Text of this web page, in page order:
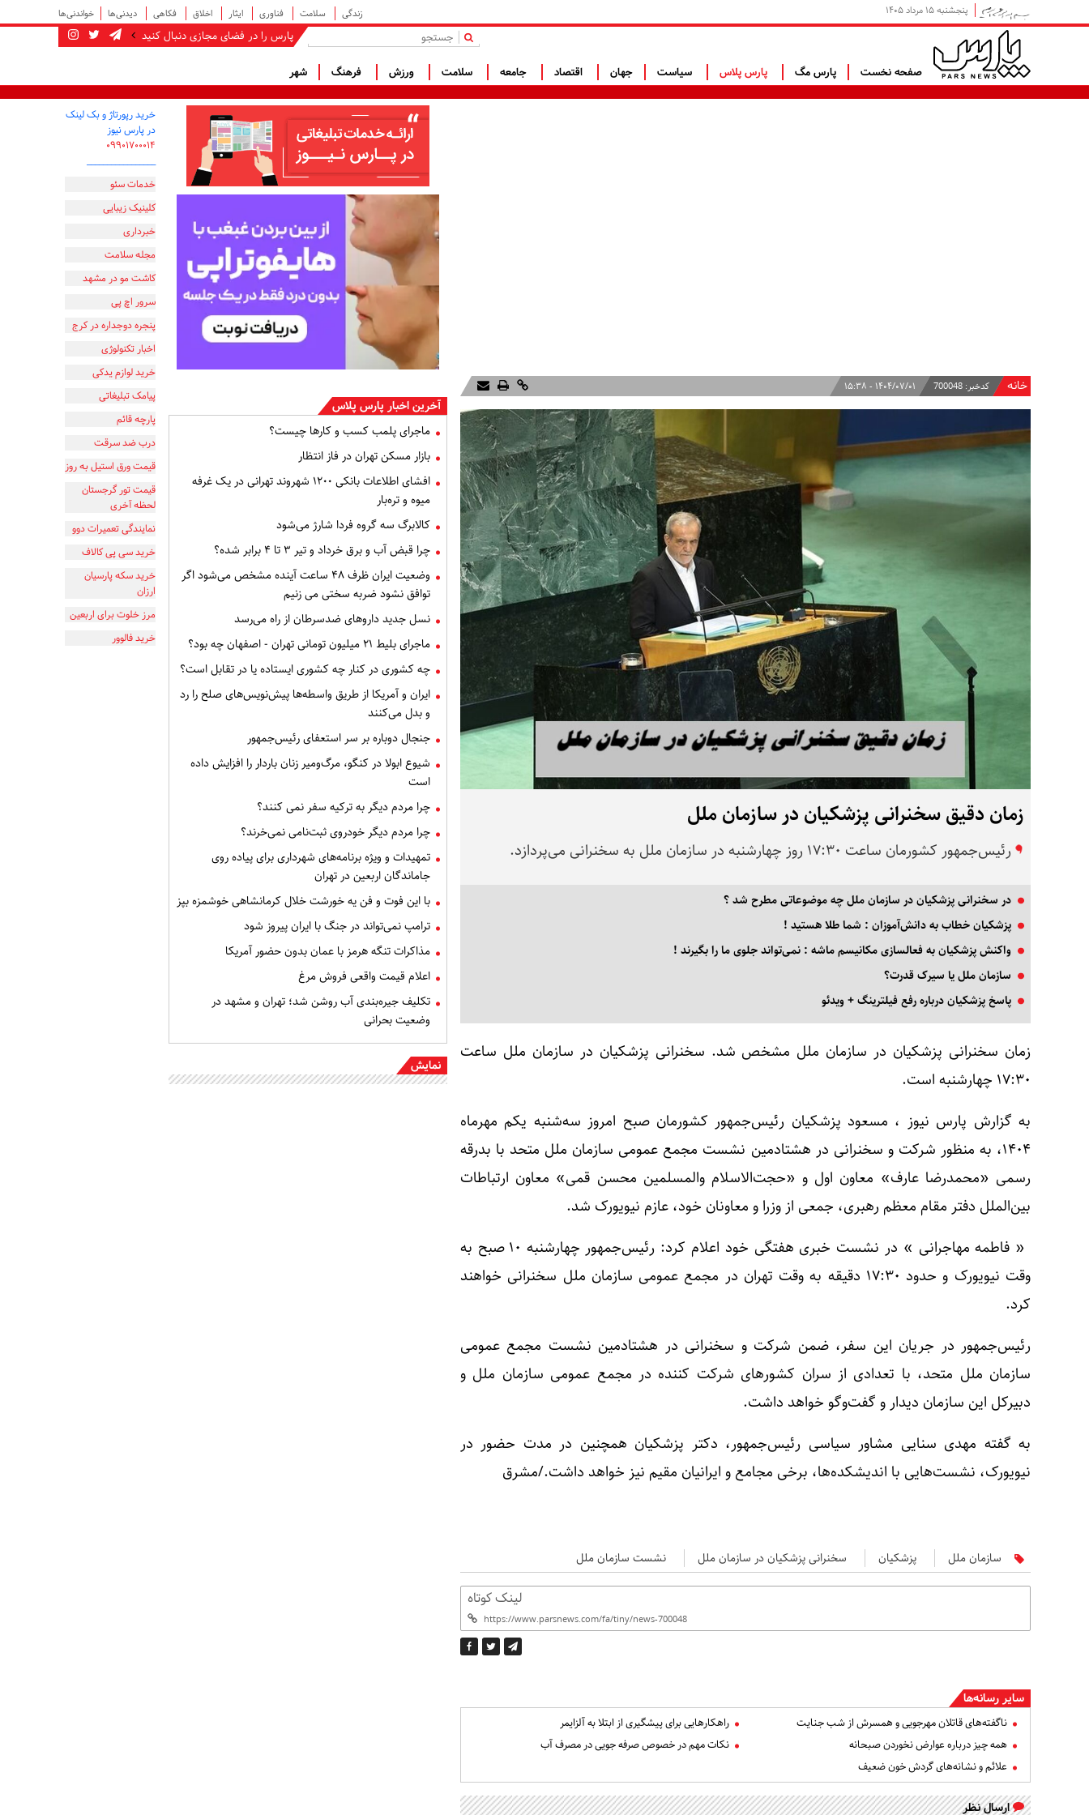
پنجشنبه ۱۵ مرداد ۱۴۰۵ زندگی سلامت فناوری ایثار اخلاق فکاهی دیدنی‌ها خواندنی‌ها
پارس را در فضای مجازی دنبال کنید |
صفحه نخست پارس مگ پارس پلاس سیاست جهان اقتصاد جامعه سلامت ورزش فرهنگ شهر
خانه کدخبر: 700048 ۱۴۰۴/۰۷/۰۱ - ۱۵:۳۸
زمان دقیق سخنرانی پزشکیان در سازمان ملل
رئیس‌جمهور کشورمان ساعت ۱۷:۳۰ روز چهارشنبه در سازمان ملل به سخنرانی می‌پردازد.
در سخنرانی پزشکیان در سازمان ملل چه موضوعاتی مطرح شد ؟
پزشکیان خطاب به دانش‌آموزان : شما طلا هستید !
واکنش پزشکیان به فعالسازی مکانیسم ماشه : نمی‌تواند جلوی ما را بگیرند !
سازمان ملل یا سیرک قدرت؟
پاسخ پزشکیان درباره رفع فیلترینگ + ویدئو
زمان سخنرانی پزشکیان در سازمان ملل مشخص شد. سخنرانی پزشکیان در سازمان ملل ساعت
۱۷:۳۰ چهارشنبه است.
به گزارش پارس نیوز ، مسعود پزشکیان رئیس‌جمهور کشورمان صبح امروز سه‌شنبه یکم مهرماه
۱۴۰۴، به منظور شرکت و سخنرانی در هشتادمین نشست مجمع عمومی سازمان ملل متحد با بدرقه
رسمی «محمدرضا عارف» معاون اول و «حجت‌الاسلام والمسلمین محسن قمی» معاون ارتباطات
بین‌الملل دفتر مقام معظم رهبری، جمعی از وزرا و معاونان خود، عازم نیویورک شد.
« فاطمه مهاجرانی » در نشست خبری هفتگی خود اعلام کرد: رئیس‌جمهور چهارشنبه ۱۰ صبح به
وقت نیویورک و حدود ۱۷:۳۰ دقیقه به وقت تهران در مجمع عمومی سازمان ملل سخنرانی خواهند
کرد.
رئیس‌جمهور در جریان این سفر، ضمن شرکت و سخنرانی در هشتادمین نشست مجمع عمومی
سازمان ملل متحد، با تعدادی از سران کشورهای شرکت کننده در مجمع عمومی سازمان ملل و
دبیرکل این سازمان دیدار و گفت‌وگو خواهد داشت.
به گفته مهدی سنایی مشاور سیاسی رئیس‌جمهور، دکتر پزشکیان همچنین در مدت حضور در
نیویورک، نشست‌هایی با اندیشکده‌ها، برخی مجامع و ایرانیان مقیم نیز خواهد داشت./مشرق
سازمان ملل پزشکیان سخنرانی پزشکیان در سازمان ملل نشست سازمان ملل
لینک کوتاه
سایر رسانه‌ها
ناگفته‌های قاتلان مهرجویی و همسرش از شب جنایت
راهکارهایی برای پیشگیری از ابتلا به آلزایمر
همه چیز درباره عوارض نخوردن صبحانه
نکات مهم در خصوص صرفه جویی در مصرف آب
علائم و نشانه‌های گردش خون ضعیف
ارسال نظر
آخرین اخبار پارس پلاس
ماجرای پلمب کسب و کارها چیست؟
بازار مسکن تهران در فاز انتظار
افشای اطلاعات بانکی ۱۲۰۰ شهروند تهرانی در یک غرفه
میوه و تره‌بار
کالابرگ سه گروه فردا شارژ می‌شود
چرا قبض آب و برق خرداد و تیر ۳ تا ۴ برابر شده؟
وضعیت ایران ظرف ۴۸ ساعت آینده مشخص می‌شود اگر
توافق نشود ضربه سختی می زنیم
نسل جدید داروهای ضدسرطان از راه می‌رسد
ماجرای بلیط ۲۱ میلیون تومانی تهران - اصفهان چه بود؟
چه کشوری در کنار چه کشوری ایستاده یا در تقابل است؟
ایران و آمریکا از طریق واسطه‌ها پیش‌نویس‌های صلح را رد
و بدل می‌کنند
جنجال دوباره بر سر استعفای رئیس‌جمهور
شیوع ابولا در کنگو، مرگ‌ومیر زنان باردار را افزایش داده
است
چرا مردم دیگر به ترکیه سفر نمی کنند؟
چرا مردم دیگر خودروی ثبت‌نامی نمی‌خرند؟
تمهیدات و ویژه برنامه‌های شهرداری برای پیاده روی
جاماندگان اربعین در تهران
با این فوت و فن یه خورشت خلال کرمانشاهی خوشمزه بپز
ترامپ نمی‌تواند در جنگ با ایران پیروز شود
مذاکرات تنگه هرمز با عمان بدون حضور آمریکا
اعلام قیمت واقعی فروش مرغ
تکلیف جیره‌بندی آب روشن شد؛ تهران و مشهد در
وضعیت بحرانی
نمایش
خرید رپورتاژ و بک لینک
در پارس نیوز
۰۹۹۰۱۷۰۰۰۱۴
_________________
خدمات سئو
کلینیک زیبایی
خبرداری
مجله سلامت
کاشت مو در مشهد
سرور اچ پی
پنجره دوجداره در کرج
اخبار تکنولوژی
خرید لوازم یدکی
پیامک تبلیغاتی
پارچه قائم
درب ضد سرقت
قیمت ورق استیل به روز
قیمت تور گرجستان
لحظه آخری
نمایندگی تعمیرات دوو
خرید سی پی کالاف
خرید سکه پارسیان
ارزان
مرز خلوت برای اربعین
خرید فالوور